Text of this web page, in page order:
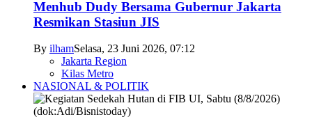
Menhub Dudy Bersama Gubernur Jakarta
Resmikan Stasiun JIS
By ilhamSelasa, 23 Juni 2026, 07:12
Jakarta Region
Kilas Metro
NASIONAL & POLITIK